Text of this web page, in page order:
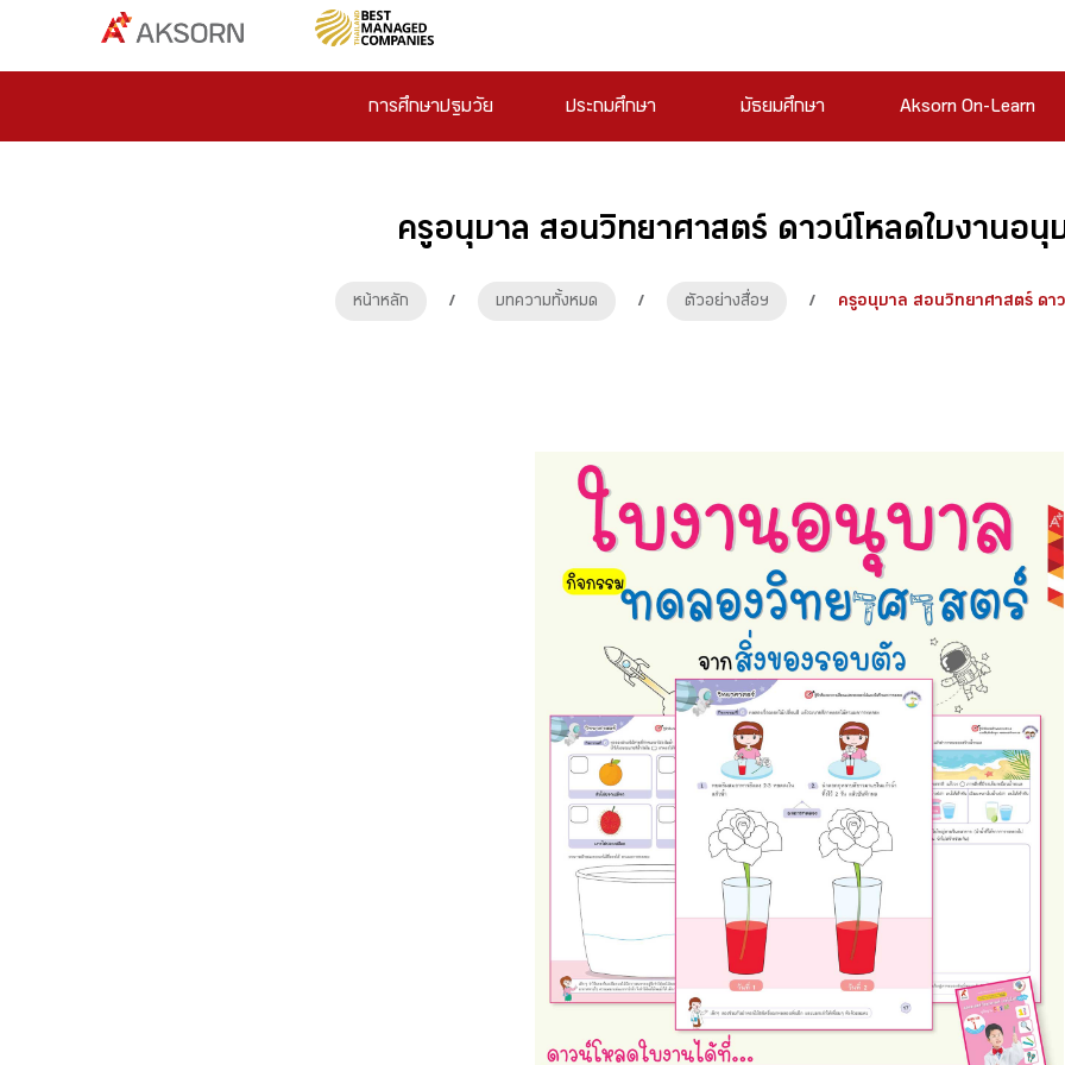
การศึกษาปฐมวัย ประถมศึกษา มัธยมศึกษา Aksorn On-Learn
ครูอนุบาล สอนวิทยาศาสตร์ ดาวน์โหลดใบงานอนุบ
หน้าหลัก / บทความทั้งหมด / ตัวอย่างสื่อฯ / ครูอนุบาล สอนวิทยาศาสตร์ ดา